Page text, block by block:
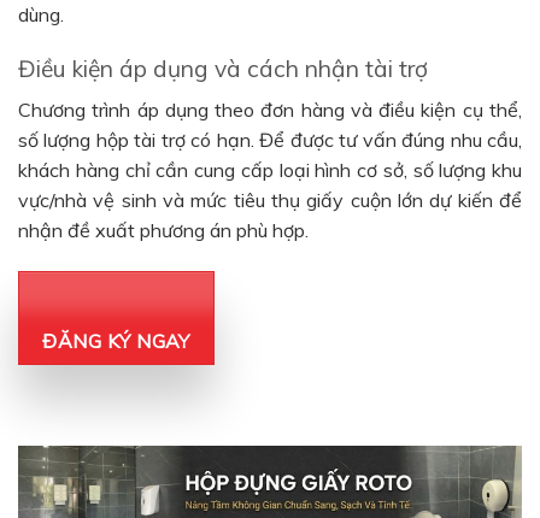
dùng.
Điều kiện áp dụng và cách nhận tài trợ
Chương trình áp dụng theo đơn hàng và điều kiện cụ thể,
số lượng hộp tài trợ có hạn. Để được tư vấn đúng nhu cầu,
khách hàng chỉ cần cung cấp loại hình cơ sở, số lượng khu
vực/nhà vệ sinh và mức tiêu thụ giấy cuộn lớn dự kiến để
nhận đề xuất phương án phù hợp.
ĐĂNG KÝ NGAY